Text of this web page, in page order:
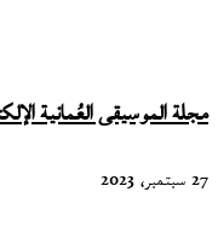
مجلة الموسيقى العُمانية
27 سبتمبر، 2023